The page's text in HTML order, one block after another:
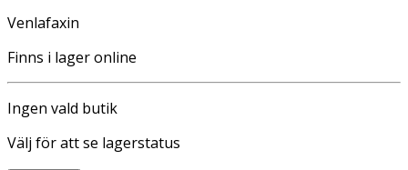
Venlafaxin
Finns i lager online
Ingen vald butik
Välj för att se lagerstatus